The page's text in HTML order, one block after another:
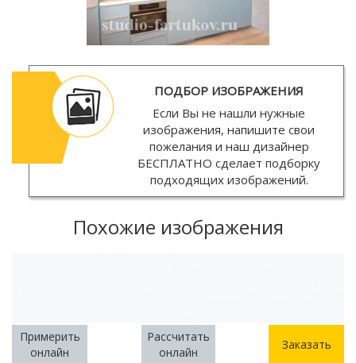
ПОДБОР ИЗОБРАЖЕНИЯ
Если Вы не нашли нужные
изображения, напишите свои
пожелания и наш дизайнер
БЕСПЛАТНО сделает подборку
подходящих изображений.
Похожие изображения
Примерить
онлайн
Рассчитать
онлайн
Заказать